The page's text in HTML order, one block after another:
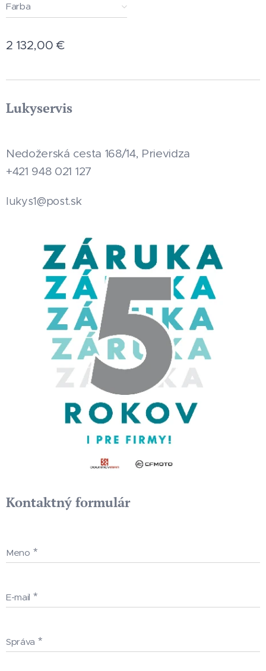
Farba
2 132,00 €
Lukyservis
Nedožerská cesta 168/14, Prievidza
+421 948 021 127
lukys1@post.sk
Kontaktný formulár
Meno
E-mail
Správa